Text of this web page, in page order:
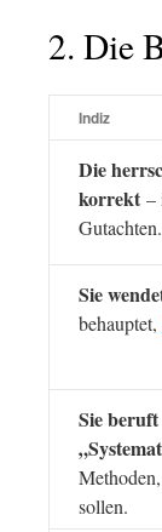
2. Die
Indiz
Die
korrekt –
Gutachten.
Sie
behauptet,
Sie beruft
sollen.